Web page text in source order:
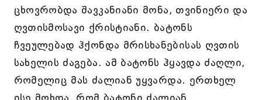
ცხოვრობდა შავკანიანი მონა, თვინიერი და
ღვთისმოსავი ქრისტიანი. ბატონს
ჩვეულებად ჰქონდა მრისხანებისას ღვთის
სახელის ძაგება. ამ ბატონს ჰყავდა ძაღლი,
რომელიც მას ძალიან უყვარდა. ერთხელ